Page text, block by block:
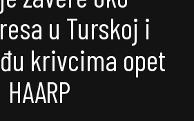
u Turskoj i
krivcima opet
HAARP